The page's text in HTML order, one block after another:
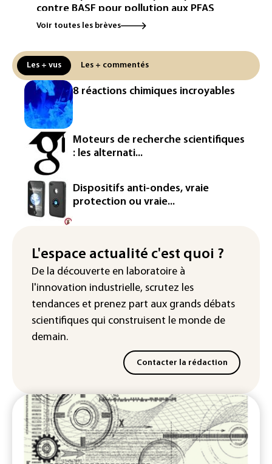
contre BASF pour pollution aux PFAS
Canicule: à l'arrêt depuis fin juillet, la
réseau
Véhicules de livraison autonomes: la
France ouvre la voie à leur
homologation
Iris³: Eutelsat investira 3,4 milliards
d'euros dans la future constellation
européenne
Le magazine VSD racheté par
l'entrepreneur Vianney d'Alançon
La production française de maïs
"Retour en force" progressif de la
chaleur dans les prochains jours en
France
Voir toutes les brèves
Les + vus Les + commentés
8 réactions chimiques incroyables
Moteurs de recherche scientifiques
: les alternati...
Dispositifs anti-ondes, vraie
protection ou vraie...
L'espace actualité c'est quoi ?
De la découverte en laboratoire à
l'innovation industrielle, scrutez les
tendances et prenez part aux grands débats
scientifiques qui construisent le monde de
demain.
Contacter la rédaction